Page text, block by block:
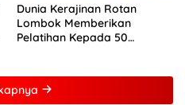
Dunia Kerajinan Rotan
Lombok Memberikan
Pelatihan Kepada 50
Young Frenuer 2024